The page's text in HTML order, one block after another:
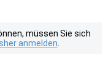
müssen Sie sich
anmelden